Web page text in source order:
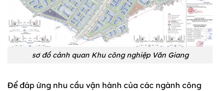
sơ đồ cảnh quan Khu công nghiệp Văn Giang
Để đáp ứng nhu cầu vận hành của các ngành công